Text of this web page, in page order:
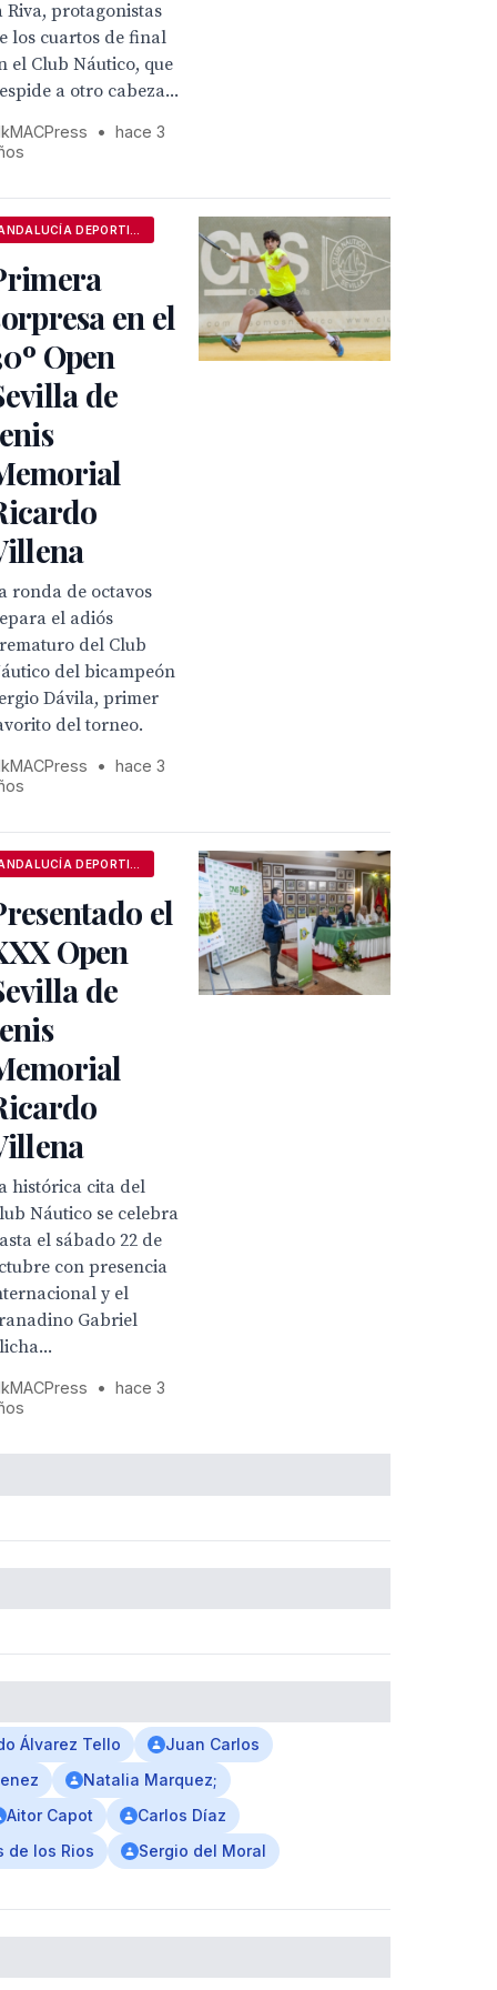
Riva, protagonistas
los cuartos de final
el Club Náutico, que
a otro cabeza...
•
hace 3
en el
Open
de
ronda de octavos
el adiós
del Club
del bicampeón
Dávila, primer
del torneo.
•
hace 3
el
Open
de
histórica cita del
Náutico se celebra
el sábado 22 de
con presencia
y el
Gabriel
•
hace 3
Álvarez Tello
Juan Carlos
Natalia Marquez;
Aitor Capot
Carlos Díaz
de los Rios
Sergio del Moral